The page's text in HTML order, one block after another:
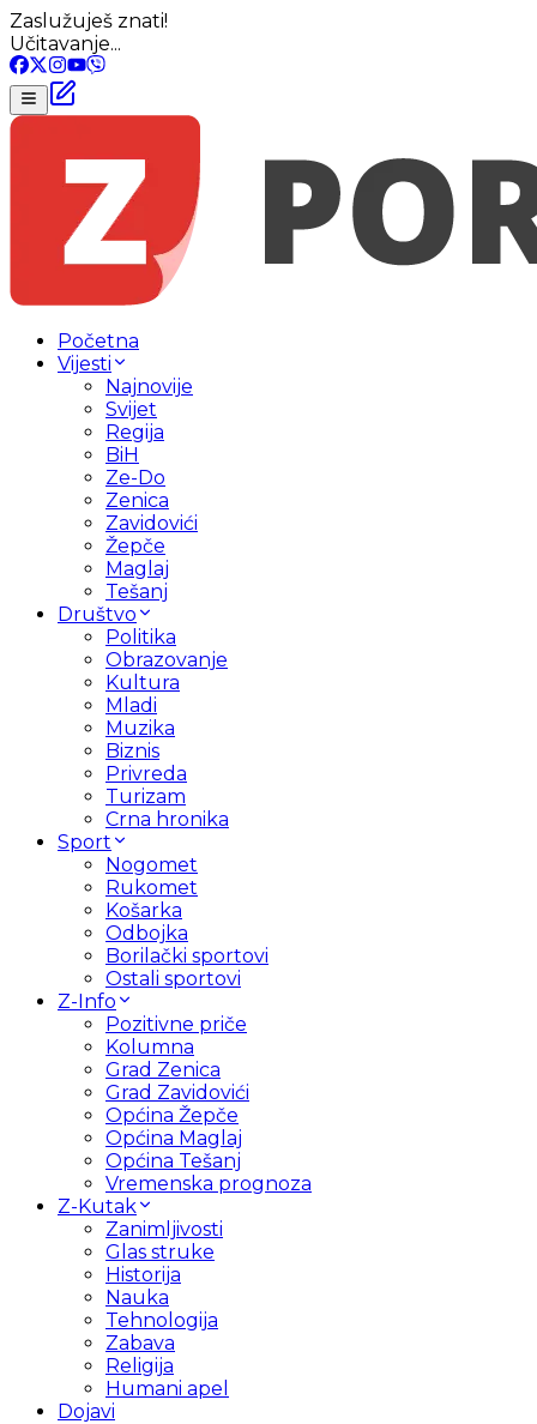
Zaslužuješ znati!
Učitavanje...
Početna
Vijesti
Najnovije
Svijet
Regija
BiH
Ze-Do
Zenica
Zavidovići
Žepče
Maglaj
Tešanj
Društvo
Politika
Obrazovanje
Kultura
Mladi
Muzika
Biznis
Privreda
Turizam
Crna hronika
Sport
Nogomet
Rukomet
Košarka
Odbojka
Borilački sportovi
Ostali sportovi
Z-Info
Pozitivne priče
Kolumna
Grad Zenica
Grad Zavidovići
Općina Žepče
Općina Maglaj
Općina Tešanj
Vremenska prognoza
Z-Kutak
Zanimljivosti
Glas struke
Historija
Nauka
Tehnologija
Zabava
Religija
Humani apel
Dojavi